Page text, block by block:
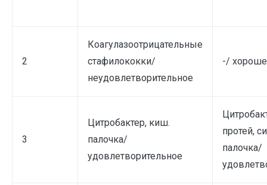
2
Коагулазоотрицательные
стафилококки/
неудовлетворительное
-/
3
Цитробактер, киш.
палочка/
удовлетворительное
протей,
палочка/